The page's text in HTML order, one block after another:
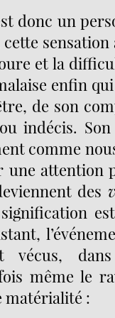
donc un
et la
enfin
de son
indécis.
comme
une attention
des
vécus,
même le
matérialité :